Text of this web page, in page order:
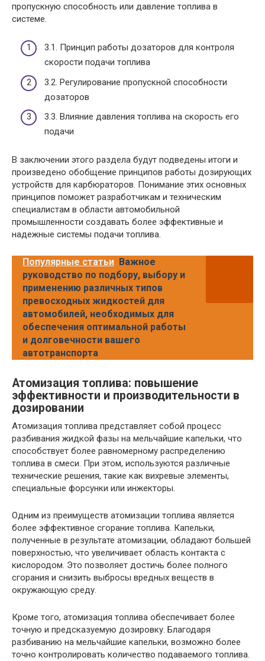
пропускную способность или давление топлива в
системе.
3.1. Принцип работы дозаторов для контроля
скорости подачи топлива
3.2. Регулирование пропускной способности
дозаторов
3.3. Влияние давления топлива на скорость его
подачи
В заключении этого раздела будут подведены итоги и
произведено обобщение принципов работы дозирующих
устройств для карбюраторов. Понимание этих основных
принципов поможет разработчикам и техническим
специалистам в области автомобильной
промышленности создавать более эффективные и
надежные системы подачи топлива.
Популярные статьи Важное
руководство по подбору, выбору и
применению различных типов
превосходных жидкостей для
автомобилей, необходимых для
обеспечения оптимальной работы
и долговечности вашего
автотранспорта
Атомизация топлива: повышение
эффективности и производительности в
дозировании
Атомизация топлива представляет собой процесс
разбивания жидкой фазы на мельчайшие капельки, что
способствует более равномерному распределению
топлива в смеси. При этом, используются различные
технические решения, такие как вихревые элементы,
специальные форсунки или инжекторы.
Одним из преимуществ атомизации топлива является
более эффективное сгорание топлива. Капельки,
полученные в результате атомизации, обладают большей
поверхностью, что увеличивает область контакта с
кислородом. Это позволяет достичь более полного
сгорания и снизить выбросы вредных веществ в
окружающую среду.
Кроме того, атомизация топлива обеспечивает более
точную и предсказуемую дозировку. Благодаря
разбиванию на мельчайшие капельки, возможно более
точно контролировать количество подаваемого топлива.